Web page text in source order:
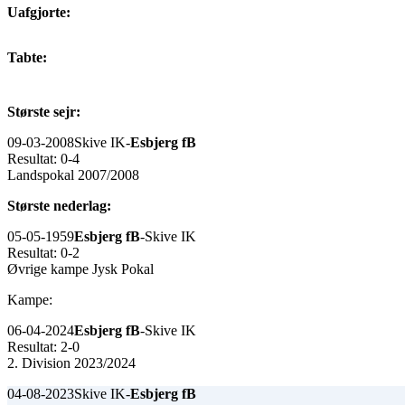
Uafgjorte:
Tabte:
Største sejr:
09-03-2008Skive IK-Esbjerg fB
Resultat: 0-4
Landspokal 2007/2008
Største nederlag:
05-05-1959Esbjerg fB-Skive IK
Resultat: 0-2
Øvrige kampe Jysk Pokal
Kampe:
06-04-2024Esbjerg fB-Skive IK
Resultat: 2-0
2. Division 2023/2024
04-08-2023Skive IK-Esbjerg fB